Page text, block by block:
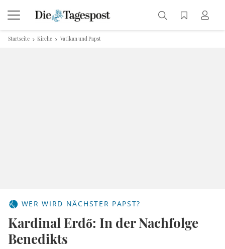
Startseite Kirche Vatikan und Papst
WER WIRD NÄCHSTER PAPST?
Kardinal Erdő: In der Nachfolge
Benedikts